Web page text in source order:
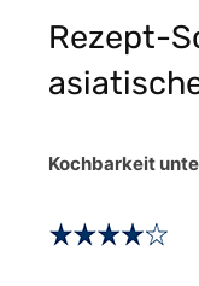
Rezept-
Kochbarkeit